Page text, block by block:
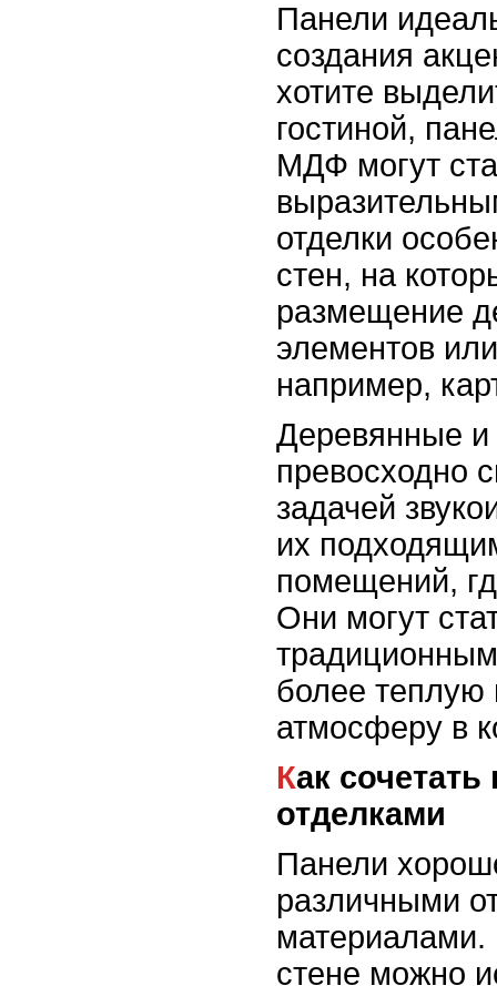
Панели
создания
хотите
гостиной,
МДФ могут
отделки
стен, на
размещение
элементов
например,
Деревянные
превосходно
задачей
их
помещений,
Они могут
более теплую
атмосферу в
Как сочетать панели с другими
отделками
Панели
различными
стене можно